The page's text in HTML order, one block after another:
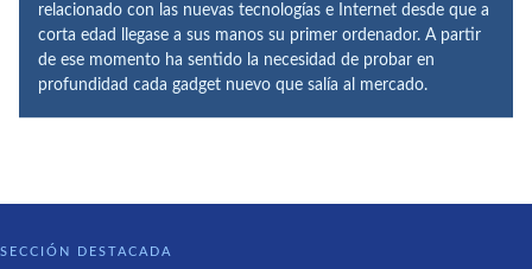
relacionado con las nuevas tecnologías e Internet desde que a
corta edad llegase a sus manos su primer ordenador. A partir
de ese momento ha sentido la necesidad de probar en
profundidad cada gadget nuevo que salía al mercado.
SECCIÓN DESTACADA